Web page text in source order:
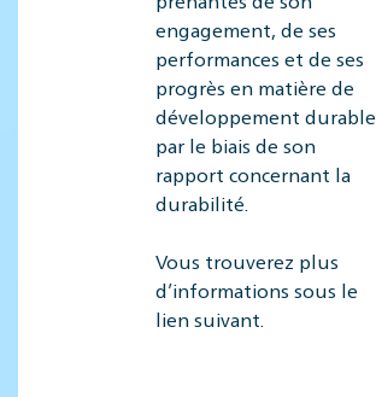
engagement, de ses
performances et de ses
progrès en matière de
développement durable
par le biais de son
rapport concernant la
durabilité.
Vous trouverez plus
d’informations sous le
lien suivant.